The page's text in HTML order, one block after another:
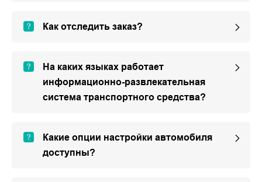
Как отследить заказ?
На каких языках работает
информационно-развлекательная
система транспортного средства?
Какие опции настройки автомобиля
доступны?